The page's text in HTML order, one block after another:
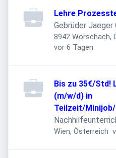
Lehre
Gebrüder Jaeger
8942 Wörschach,
Veröffentlicht
vor 6 Tagen
Bis zu 35€/Std!
(m/w/d) in
Teilzeit/
Wien, Österreich